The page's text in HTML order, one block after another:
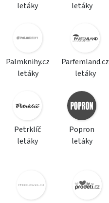
letáky
letáky
Palmknihy.cz
letáky
Parfemland.cz
letáky
Petrklíč
letáky
Popron
letáky